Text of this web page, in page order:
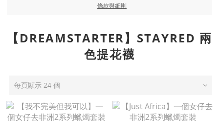
條款與細則
【DREAMSTARTER】STAYRED 兩
色提花襪
每頁顯示 24 個